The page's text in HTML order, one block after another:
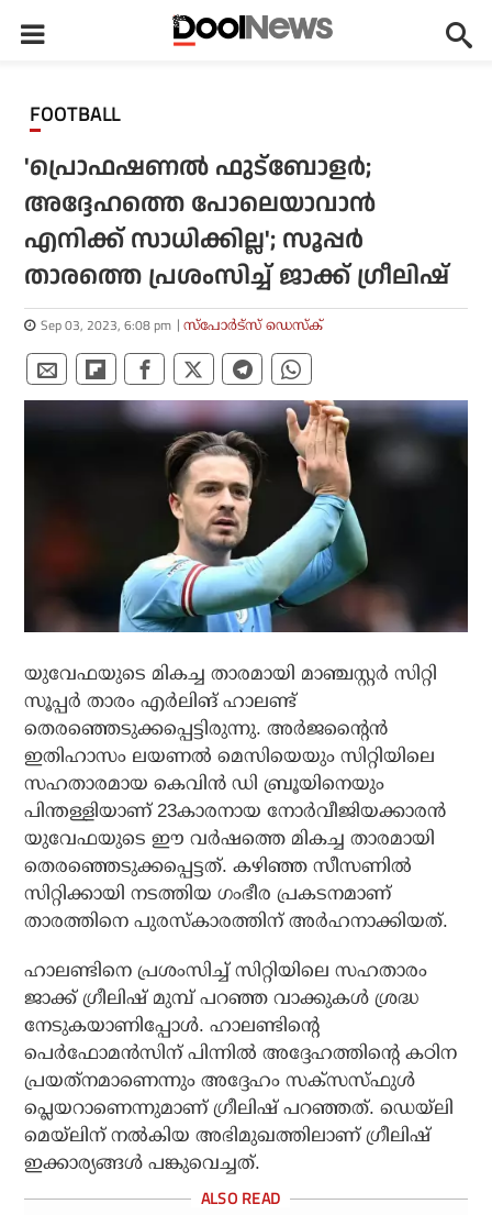
FOOTBALL
'പ്രൊഫഷണല്‍ ഫുട്‌ബോളര്‍;
അദ്ദേഹത്തെ പോലെയാവാന്‍
എനിക്ക് സാധിക്കില്ല'; സൂപ്പര്‍
താരത്തെ പ്രശംസിച്ച് ജാക്ക് ഗ്രീലിഷ്
Sep 03, 2023, 6:08 pm സ്പോര്‍ട്സ് ഡെസ്‌ക്
യുവേഫയുടെ മികച്ച താരമായി മാഞ്ചസ്റ്റര്‍ സിറ്റി
സൂപ്പര്‍ താരം എര്‍ലിങ് ഹാലണ്ട്
തെരഞ്ഞെടുക്കപ്പെട്ടിരുന്നു. അര്‍ജന്റൈന്‍
ഇതിഹാസം ലയണല്‍ മെസിയെയും സിറ്റിയിലെ
സഹതാരമായ കെവിന്‍ ഡി ബ്രൂയിനെയും
പിന്തള്ളിയാണ് 23കാരനായ നോര്‍വീജിയക്കാരന്‍
യുവേഫയുടെ ഈ വര്‍ഷത്തെ മികച്ച താരമായി
തെരഞ്ഞെടുക്കപ്പെട്ടത്. കഴിഞ്ഞ സീസണില്‍
സിറ്റിക്കായി നടത്തിയ ഗംഭീര പ്രകടനമാണ്
താരത്തിനെ പുരസ്‌കാരത്തിന് അര്‍ഹനാക്കിയത്.
ഹാലണ്ടിനെ പ്രശംസിച്ച് സിറ്റിയിലെ സഹതാരം
ജാക്ക് ഗ്രീലിഷ് മുമ്പ് പറഞ്ഞ വാക്കുകള്‍ ശ്രദ്ധ
നേടുകയാണിപ്പോള്‍. ഹാലണ്ടിന്റെ
പെര്‍ഫോമന്‍സിന് പിന്നില്‍ അദ്ദേഹത്തിന്റെ കഠിന
പ്രയത്‌നമാണെന്നും അദ്ദേഹം സക്‌സസ്ഫുള്‍
പ്ലെയറാണെന്നുമാണ് ഗ്രീലിഷ് പറഞ്ഞത്. ഡെയ്‌ലി
മെയ്‌ലിന് നല്‍കിയ അഭിമുഖത്തിലാണ് ഗ്രീലിഷ്
ഇക്കാര്യങ്ങള്‍ പങ്കുവെച്ചത്.